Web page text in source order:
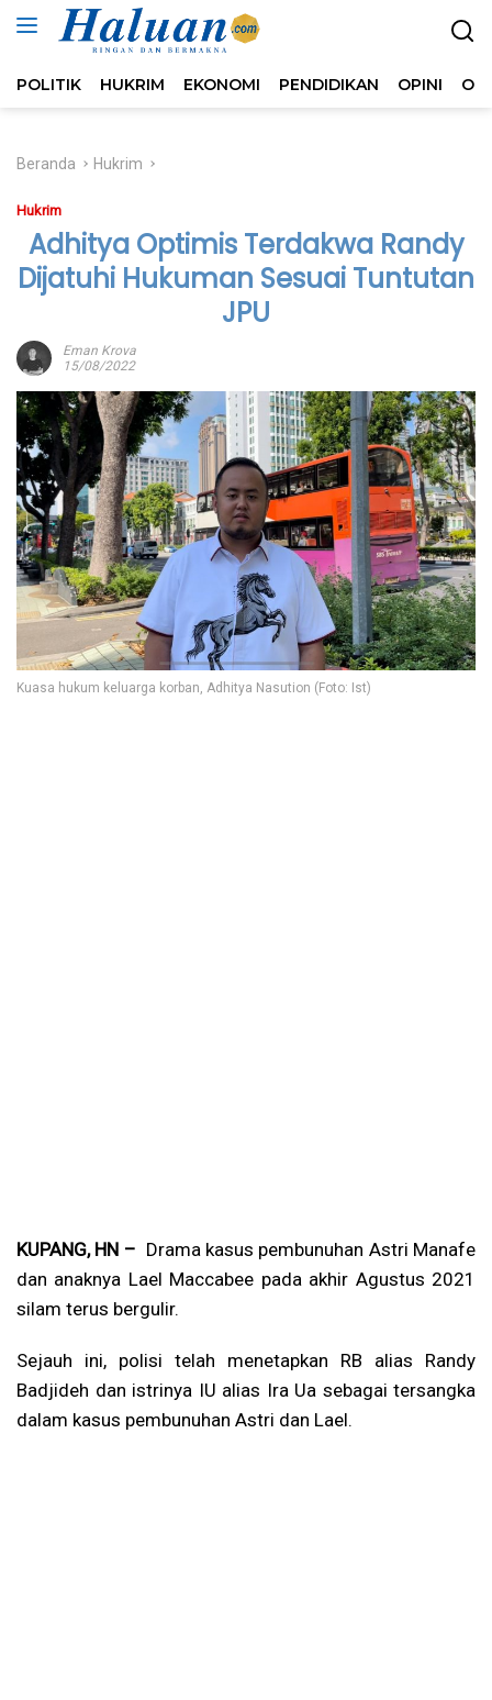
Langsung
POLITIK HUKRIM EKONOMI PENDIDIKAN OPINI
Beranda Hukrim
Hukrim
Adhitya Optimis Terdakwa Randy
Dijatuhi Hukuman Sesuai Tuntutan
JPU
Eman Krova
15/08/2022
Kuasa hukum keluarga korban, Adhitya Nasution (Foto: Ist)
KUPANG, HN – Drama kasus pembunuhan Astri Manafe
dan anaknya Lael Maccabee pada akhir Agustus 2021
silam terus bergulir.
Sejauh ini, polisi telah menetapkan RB alias Randy
Badjideh dan istrinya IU alias Ira Ua sebagai tersangka
dalam kasus pembunuhan Astri dan Lael.